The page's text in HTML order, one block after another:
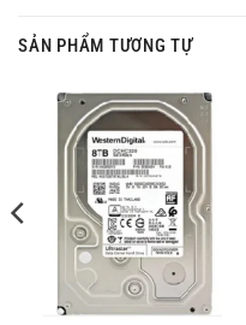
SẢN PHẨM TƯƠNG TỰ